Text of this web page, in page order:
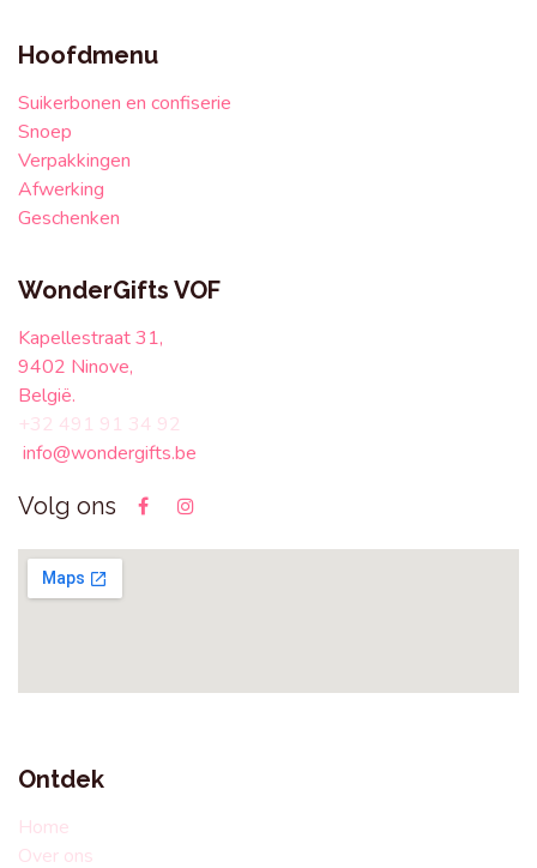
Hoofdmenu
Suikerbonen en confiserie
Snoep
Verpakkingen
Afwerking
Geschenken
WonderGifts VOF
Kapellestraat 31,
9402 Ninove,
België.
+32 491 91 34 92
info@wondergifts.be
Volg ons
Ontdek
Home
Over ons